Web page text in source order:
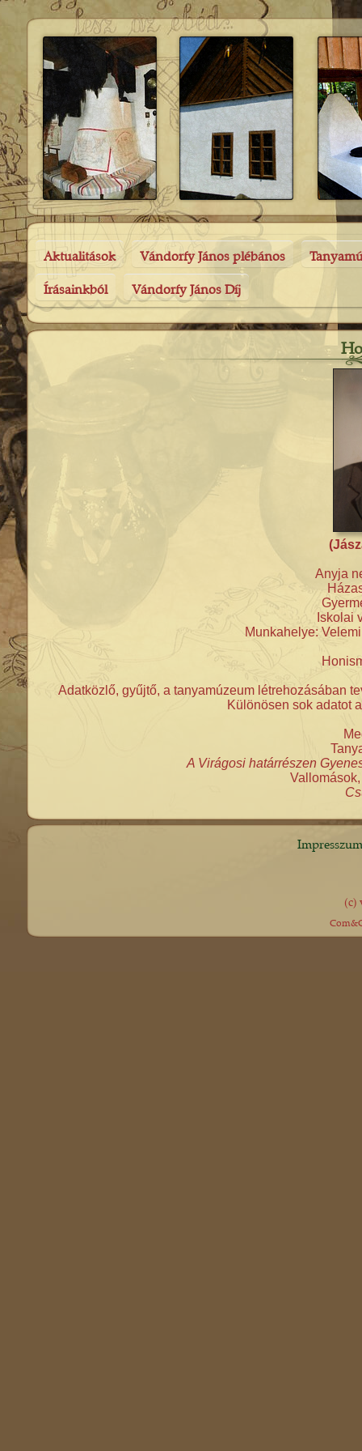
Aktualitások Vándorfy János plébános
Írásainkból Vándorfy János Díj
Anyja
Iskolai
Munkahelye:
Adatközlő, gyűjtő, a tanyamúzeum létrehozásában
Különösen sok adatot
A Virágosi határrészen
Impresszum
(c)